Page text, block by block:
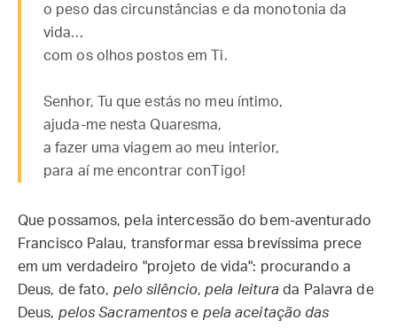
o peso das circunstâncias e da monotonia da
vida…
com os olhos postos em Ti.
Senhor, Tu que estás no meu íntimo,
ajuda-me nesta Quaresma,
a fazer uma viagem ao meu interior,
para aí me encontrar conTigo!
Que possamos, pela intercessão do bem-aventurado
Francisco Palau, transformar essa brevíssima prece
em um verdadeiro "projeto de vida": procurando a
Deus, de fato, pelo silêncio,pela leitura da Palavra de
Deus, pelos Sacramentos e pela aceitação das